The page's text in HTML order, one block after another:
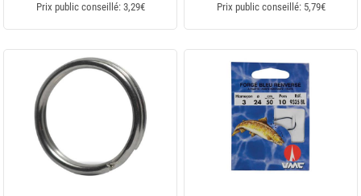
Prix public conseillé: 3,29€ Prix public conseillé: 5,79€